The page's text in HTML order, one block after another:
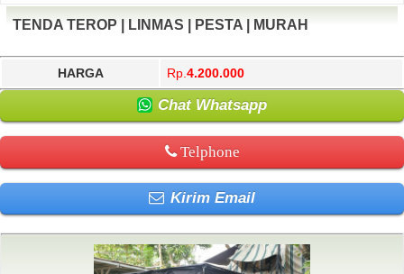
TENDA TEROP | LINMAS | PESTA | MURAH
HARGA Rp. 4.200.000
Chat Whatsapp
Telphone
Kirim Email